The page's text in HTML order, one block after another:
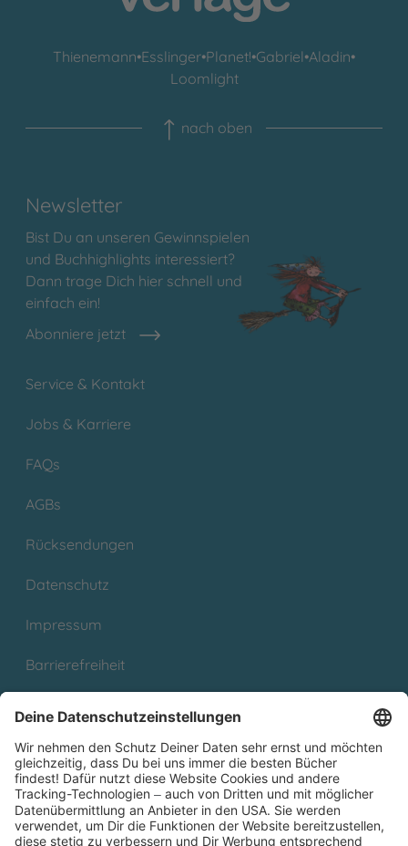
Thienemann•Esslinger•Planet!•Gabriel•Aladin•
Loomlight
nach oben
Newsletter
Bist Du an unseren Gewinnspielen
und Buchhighlights interessiert?
Dann trage Dich hier schnell und
einfach ein!
Abonniere jetzt
Service & Kontakt
Jobs & Karriere
FAQs
AGBs
Rücksendungen
Datenschutz
Impressum
Barrierefreiheit
Partnerprogramm (Affiliate)
Folge uns auf